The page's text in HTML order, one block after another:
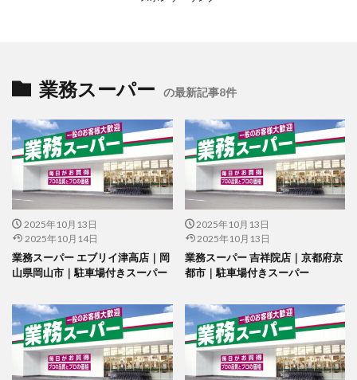
業務スーパー の最新記事8件
2025年10月13日
2025年10月14日
業務スーパー エブリイ津高店｜岡
山県岡山市｜駐車場付きスーパー
2025年10月13日
2025年10月13日
業務スーパー 吉祥院店｜京都府京
都市｜駐車場付きスーパー